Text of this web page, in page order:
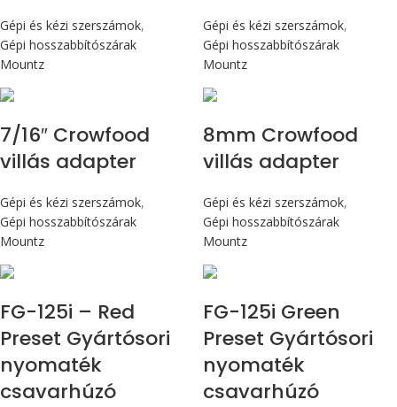
Gépi és kézi szerszámok,
Gépi hosszabbítószárak
Mountz
Gépi és kézi szerszámok,
Gépi hosszabbítószárak
Mountz
7/16″ Crowfood
villás adapter
Gépi és kézi szerszámok,
Gépi hosszabbítószárak
Mountz
8mm Crowfood
villás adapter
Gépi és kézi szerszámok,
Gépi hosszabbítószárak
Mountz
FG-125i – Red
Preset Gyártósori
nyomaték
csavarhúzó
FG-125i Green
Preset Gyártósori
nyomaték
csavarhúzó